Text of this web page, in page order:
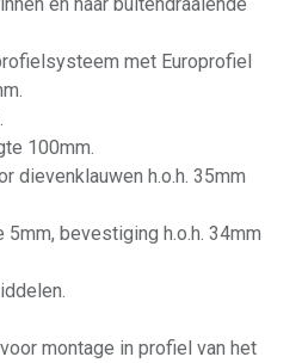
met Europrofiel
100mm.
dievenklauwen h.o.h. 35mm
bevestiging h.o.h. 34mm
montage in profiel van het